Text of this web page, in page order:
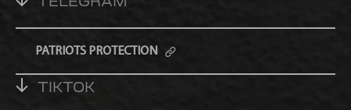
TELEGRAM
PATRIOTS PROTECTION
TIKTOK